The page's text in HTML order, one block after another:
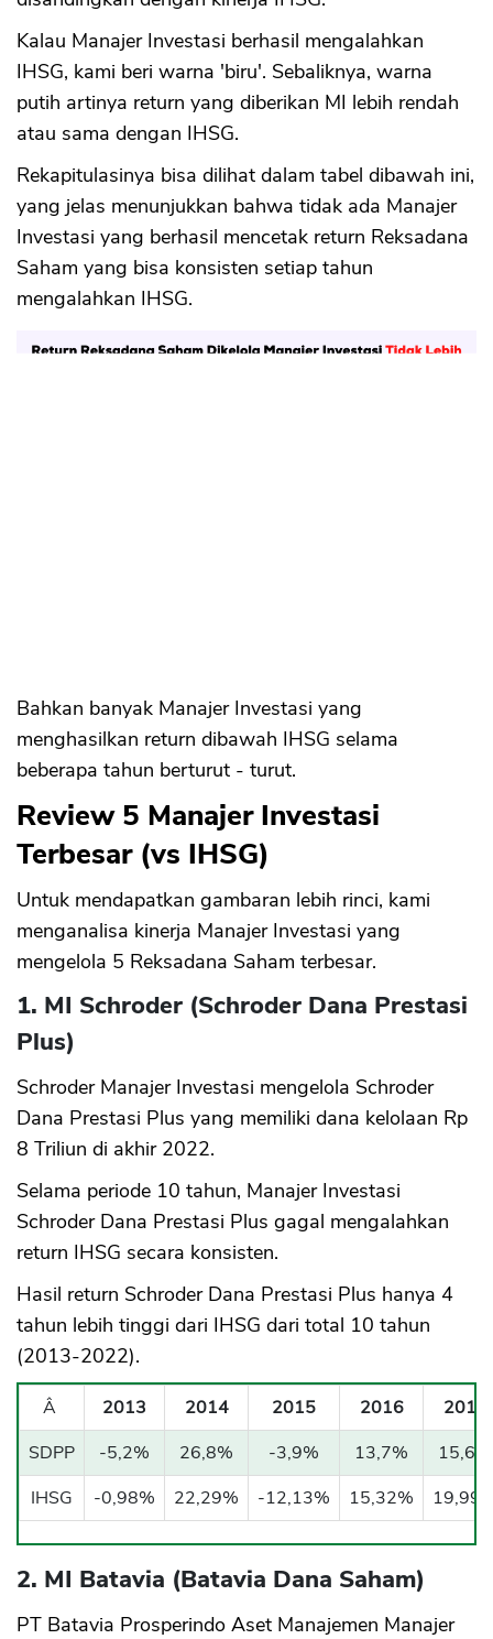
Kalau Manajer Investasi berhasil mengalahkan
IHSG, kami beri warna 'biru'. Sebaliknya, warna
putih artinya return yang diberikan MI lebih rendah
atau sama dengan IHSG.
Rekapitulasinya bisa dilihat dalam tabel dibawah ini,
yang jelas menunjukkan bahwa tidak ada Manajer
Investasi yang berhasil mencetak return Reksadana
Saham yang bisa konsisten setiap tahun
mengalahkan IHSG.
Bahkan banyak Manajer Investasi yang
menghasilkan return dibawah IHSG selama
beberapa tahun berturut - turut.
Review 5 Manajer Investasi
Terbesar (vs IHSG)
Untuk mendapatkan gambaran lebih rinci, kami
menganalisa kinerja Manajer Investasi yang
mengelola 5 Reksadana Saham terbesar.
1. MI Schroder (Schroder Dana Prestasi
Plus)
Schroder Manajer Investasi mengelola Schroder
Dana Prestasi Plus yang memiliki dana kelolaan Rp
8 Triliun di akhir 2022.
Selama periode 10 tahun, Manajer Investasi
Schroder Dana Prestasi Plus gagal mengalahkan
return IHSG secara konsisten.
Hasil return Schroder Dana Prestasi Plus hanya 4
tahun lebih tinggi dari IHSG dari total 10 tahun
(2013-2022).
Â 2013 2014 2015 2016
2017
SDPP
-5,2% 26,8% -3,9% 13,7%
15,6%
IHSG
-0,98% 22,29% -12,13% 15,32%
2. MI Batavia (Batavia Dana Saham)
PT Batavia Prosperindo Aset Manajemen Manajer